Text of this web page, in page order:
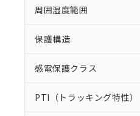
周囲湿度範囲
保護構造
感電保護クラス
PTI（トラッキング特性）